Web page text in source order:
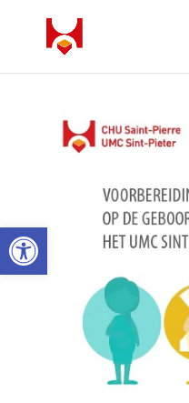
Open toolbar